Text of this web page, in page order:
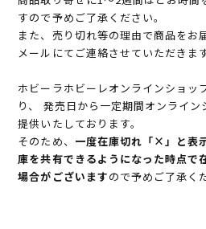
すので予めご了承ください。
また、売り切れ等の理由で商品をお
メールにてご連絡させていただきます
ホビーラホビーレオンラインショッ
り、 発売日から一定期間オンライ
提供いたしております。
そのため、 一度在庫切れ「×」と表
庫を共有できるようになった時点で
場合がございますので予めご了承く